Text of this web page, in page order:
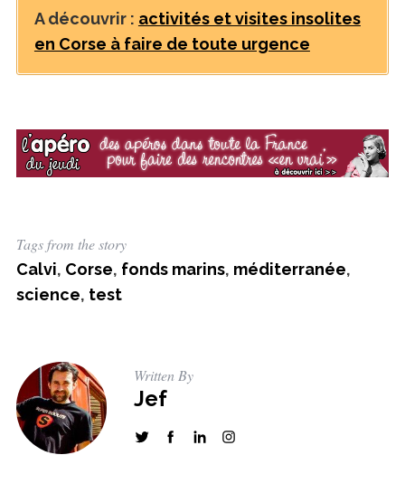
A découvrir : activités et visites insolites
en Corse à faire de toute urgence
Tags from the story
Calvi, Corse, fonds marins, méditerranée,
science, test
Written By
Jef
e
a
h
f
o